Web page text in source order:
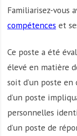
Familiarisez-vous
compétences et
Ce poste a été
élevé en matière
soit d’un poste
d’un poste
personnelles
d’un poste de